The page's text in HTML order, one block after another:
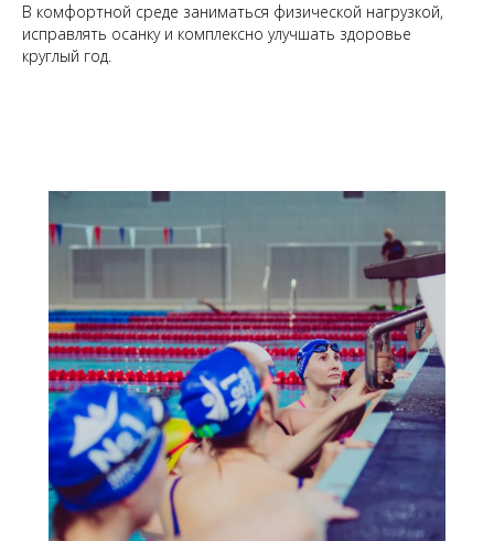
В комфортной среде заниматься физической нагрузкой,
исправлять осанку и комплексно улучшать здоровье
круглый год.